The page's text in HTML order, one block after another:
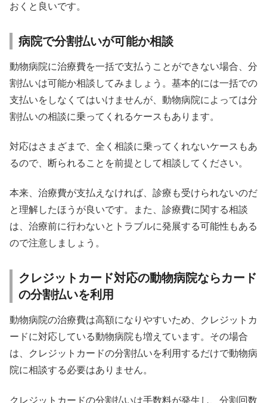
おくと良いです。
病院で分割払いが可能か相談
動物病院に治療費を一括で支払うことができない場合、分
割払いは可能か相談してみましょう。基本的には一括での
支払いをしなくてはいけませんが、動物病院によっては分
割払いの相談に乗ってくれるケースもあります。
対応はさまざまで、全く相談に乗ってくれないケースもあ
るので、断られることを前提として相談してください。
本来、治療費が支払えなければ、診療も受けられないのだ
と理解したほうが良いです。また、診療費に関する相談
は、治療前に行わないとトラブルに発展する可能性もある
ので注意しましょう。
クレジットカード対応の動物病院ならカード
の分割払いを利用
動物病院の治療費は高額になりやすいため、クレジットカ
ードに対応している動物病院も増えています。その場合
は、クレジットカードの分割払いを利用するだけで動物病
院に相談する必要はありません。
クレジットカードの分割払いは手数料が発生し、分割回数